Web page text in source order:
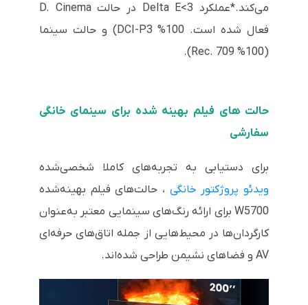
می‌کند.*عملکرد Delta E<3 در حالت D. Cinema
فعال شده است. 100% DCI-P3) و حالت سینما
(100% Rec. 709).
حالت های فیلم بهینه شده برای سینمای خانگی
سفارشی
برای دستیابی به تجربه‌های کاملا شخصی‌شده
ویدئو پروژکتور خانگی ، حالت‌های فیلم بهینه‌شده
W5700 برای ارائه رنگ‌های سینمایی معتبر به‌عنوان
کارگردان‌ها در محیط‌هایی از جمله اتاق‌های حرفه‌ای
AV و فضاهای نشیمن طراحی شده‌اند.